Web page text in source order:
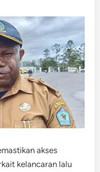
akses
kelancaran lalu